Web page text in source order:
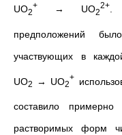
UO2
+ → UO2
2+ .
предположений
участвующих в
UO2 → UO2
+
составило
растворимых форм